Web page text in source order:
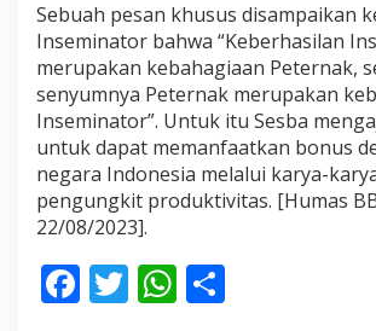
Sebuah pesan khusus disampaikan
Inseminator bahwa “Keberhasilan
merupakan kebahagiaan Peternak,
senyumnya Peternak merupakan
Inseminator”. Untuk itu Sesba
untuk dapat memanfaatkan bonus
negara Indonesia melalui karya-
pengungkit produktivitas. [Humas
22/08/2023].
F T W